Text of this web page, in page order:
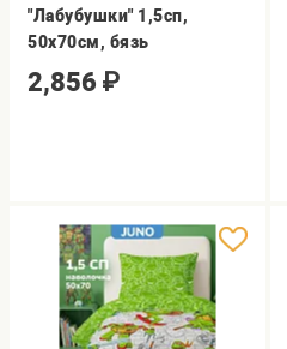
"Лабубушки" 1,5сп,
50х70см, бязь
2,856 ₽